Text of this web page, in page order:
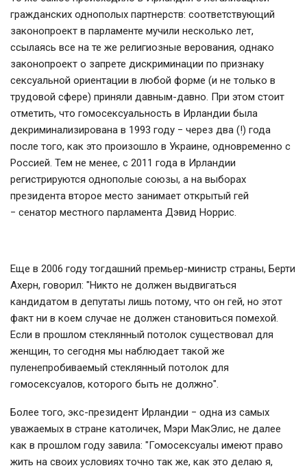
гражданских однополых партнерств: соответствующий
законопроект в парламенте мучили несколько лет,
ссылаясь все на те же религиозные верования, однако
законопроект о запрете дискриминации по признаку
сексуальной ориентации в любой форме (и не только в
трудовой сфере) приняли давным-давно. При этом стоит
отметить, что гомосексуальность в Ирландии была
декриминализирована в 1993 году − через два (!) года
после того, как это произошло в Украине, одновременно с
Россией. Тем не менее, с 2011 года в Ирландии
регистрируются однополые союзы, а на выборах
президента второе место занимает открытый гей
− сенатор местного парламента Дэвид Норрис.
Еще в 2006 году тогдашний премьер-министр страны, Берти
Ахерн, говорил: "Никто не должен выдвигаться
кандидатом в депутаты лишь потому, что он гей, но этот
факт ни в коем случае не должен становиться помехой.
Если в прошлом стеклянный потолок существовал для
женщин, то сегодня мы наблюдает такой же
пуленепробиваемый стеклянный потолок для
гомосексуалов, которого быть не должно".
Более того, экс-президент Ирландии − одна из самых
уважаемых в стране католичек, Мэри МакЭлис, не далее
как в прошлом году завила: "Гомосексуалы имеют право
жить на своих условиях точно так же, как это делаю я,